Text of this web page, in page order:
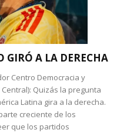
A LA DERECHA
Centro Democracia y
Quizás la pregunta
Latina gira a la derecha.
creciente de los
que los partidos